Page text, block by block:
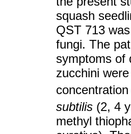
squash
QST 713
fungi. The
symptoms of
zucchini
subtilis (2, 4
methyl